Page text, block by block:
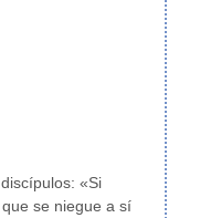
«Si
se niegue a sí